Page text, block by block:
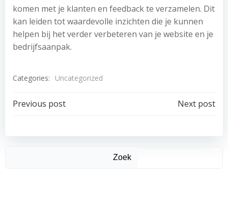
komen met je klanten en feedback te verzamelen. Dit
kan leiden tot waardevolle inzichten die je kunnen
helpen bij het verder verbeteren van je website en je
bedrijfsaanpak.
Categories: Uncategorized
Post
navigation
Previous post
navigation
Next post
Zoek